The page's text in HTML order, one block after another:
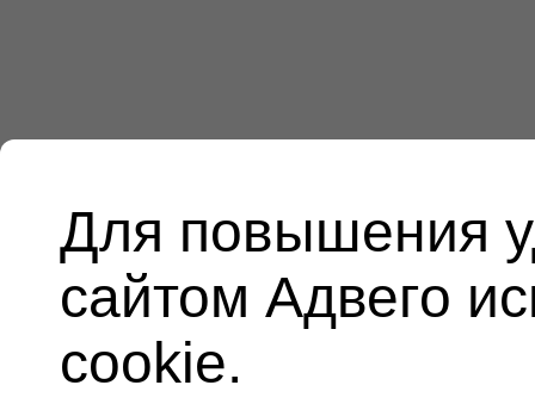
Для повышения
сайтом Адвего
cookie.